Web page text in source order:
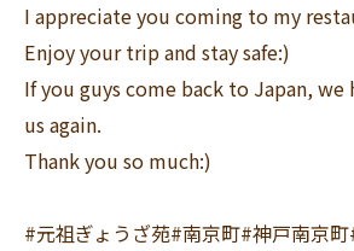
I appreciate you coming to my
Enjoy your trip and stay safe:)
If you guys come back to Japan,
us again.
Thank you so much:)
#元祖ぎょうざ苑#南京町#神戸南京